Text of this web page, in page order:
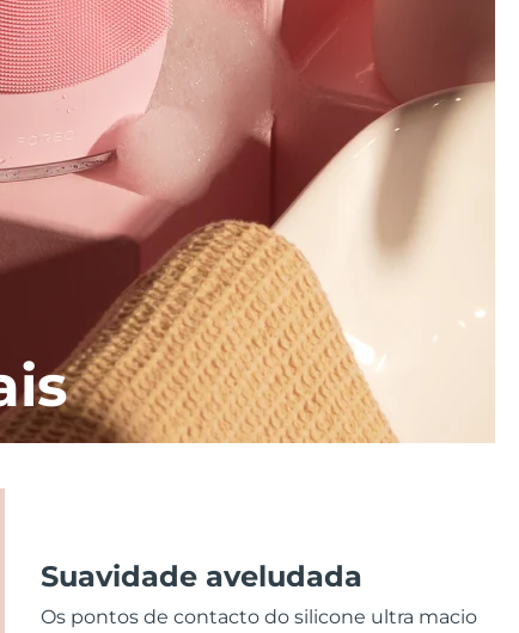
Suavidade aveludada
Os pontos de contacto do silicone ultra macio